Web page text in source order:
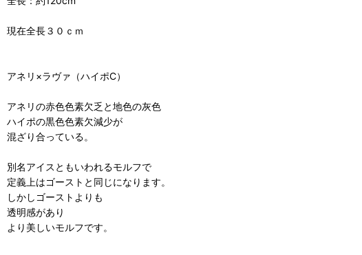
現在全長３０ｃｍ
アネリ×ラヴァ（ハイポC）
アネリの赤色色素欠乏と地色の灰色
ハイポの黒色色素欠減少が
混ざり合っている。
別名アイスともいわれるモルフで
定義上はゴーストと同じになります。
しかしゴーストよりも
透明感があり
より美しいモルフです。